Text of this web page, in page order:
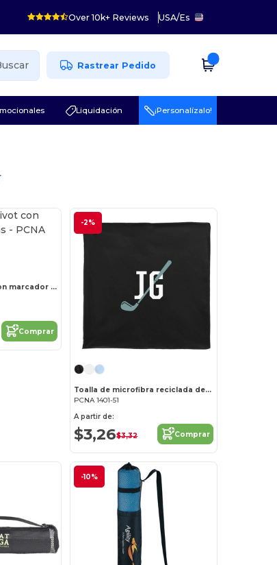
Over 10k+ Reviews USA/Es
Rastrear Pedido
Liquidación ¡Personalízalo!
Herramienta Divot con marcador de bolas
Comprar
-2%
Toalla de microfibra reciclada de 200 g 15" x 15
PCNA 1401-51
A partir de:
$3,26$3,32 Comprar
-10%